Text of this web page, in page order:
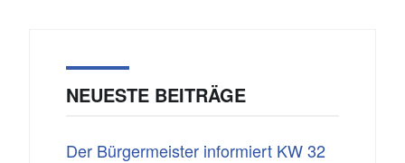
NEUESTE BEITRÄGE
Der Bürgermeister informiert KW 32